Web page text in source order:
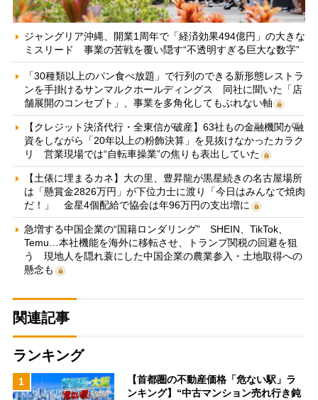
ジャングリア沖縄、開業1周年で「経済効果494億円」の大きな
ミスリード 事業の苦戦を覆い隠す“不透明すぎる巨大な数字”
「30種類以上のパン食べ放題」で行列のできる新形態レストラ
ンを手掛けるサンマルクホールディングス 同社に聞いた「店
舗展開のコンセプト」、事業を多角化してもぶれない軸
【クレジット決済代行・全東信が破産】63社もの金融機関が融
資をしながら「20年以上の粉飾決算」を見抜けなかったカラク
リ 営業現場では“自転車操業”の焦りも表出していた
【土俵に埋まるカネ】大の里、豊昇龍が黒星続きの名古屋場所
は「懸賞金2826万円」が下位力士に渡り「今日はみんなで焼肉
だ！」 金星4個配給で協会は年96万円の支出増に
急増する中国企業の“国籍ロンダリング” SHEIN、TikTok、
Temu…本社機能を海外に移転させ、トランプ関税の回避を狙
う 現地人を隠れ蓑にした中国企業の農業参入・土地取得への
懸念も
関連記事
ランキング
1
【首都圏の不動産価格「危ない駅」ラ
ンキング】“中古マンション売れ行き鈍